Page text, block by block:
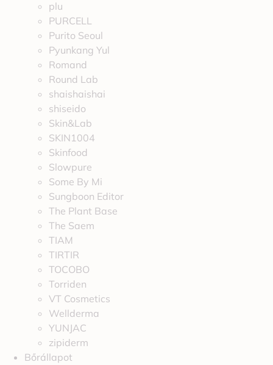
plu
PURCELL
Purito Seoul
Pyunkang Yul
Romand
Round Lab
shaishaishai
shiseido
Skin&Lab
SKIN1004
Skinfood
Slowpure
Some By Mi
Sungboon Editor
The Plant Base
The Saem
TIAM
TIRTIR
TOCOBO
Torriden
VT Cosmetics
Wellderma
YUNJAC
zipiderm
Bőrállapot